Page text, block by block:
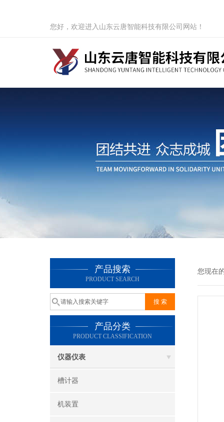
您好，欢迎进入山东云唐智能科技有限公司网站！
产品搜索
PRODUCT SEARCH
产品分类
PRODUCT CLASSIFICATION
仪器仪表
槽计器
机装置
您现在